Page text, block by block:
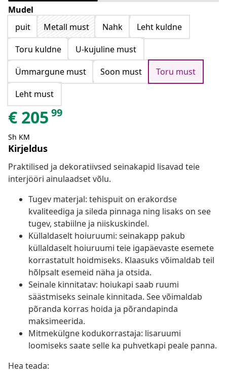
Mudel
puit
Metall must Nahk
Leht kuldne
Toru kuldne
U-kujuline must
Ümmargune must
Soon must
Toru must
Leht must
€ 205 99
Sh KM
Kirjeldus
Praktilised ja dekoratiivsed seinakapid lisavad teie
interjööri ainulaadset võlu.
Tugev materjal: tehispuit on erakordse
kvaliteediga ja sileda pinnaga ning lisaks on see
tugev, stabiilne ja niiskuskindel.
Küllaldaselt hoiuruumi: seinakapp pakub
küllaldaselt hoiuruumi teie igapäevaste esemete
korrastatult hoidmiseks. Klaasuks võimaldab teil
hõlpsalt esemeid näha ja otsida.
Seinale kinnitatav: hoiukapi saab ruumi
säästmiseks seinale kinnitada. See võimaldab
põranda korras hoida ja põrandapinda
maksimeerida.
Mitmekülgne kodukorrastaja: lisaruumi
loomiseks saate selle ka puhvetkapi peale panna.
Hea teada: